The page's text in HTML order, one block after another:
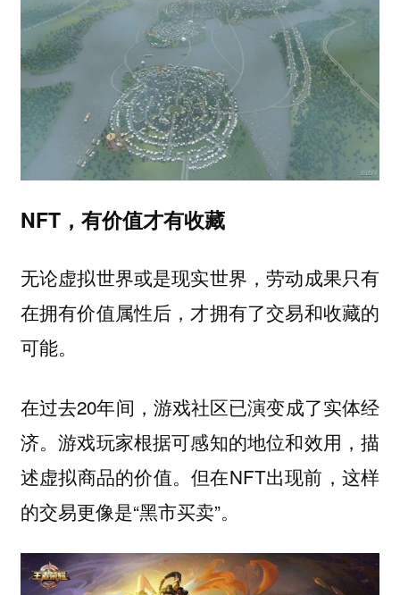
NFT，有价值才有收藏
无论虚拟世界或是现实世界，劳动成果只有
在拥有价值属性后，才拥有了交易和收藏的
可能。
在过去20年间，游戏社区已演变成了实体经
济。游戏玩家根据可感知的地位和效用，描
述虚拟商品的价值。但在NFT出现前，这样
的交易更像是“黑市买卖”。